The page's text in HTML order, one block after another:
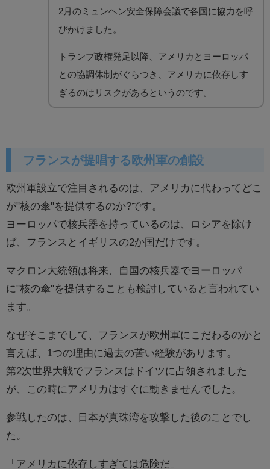
2月のミュンヘン安全保障会議で各国に協力を呼
びかけました。
トランプ政権発足以降、アメリカとヨーロッパ
との協調体制がぐらつき、アメリカに依存しす
ぎるのはリスクがあるというのです。
フランスが提唱する欧州軍の創設
欧州軍設立で注目されるのは、アメリカに代わってどこ
が"核の傘"を提供するのか?です。
ヨーロッパで核兵器を持っているのは、ロシアを除け
ば、フランスとイギリスの2か国だけです。
マクロン大統領は将来、自国の核兵器でヨーロッパ
に"核の傘"を提供することも検討していると言われてい
ます。
なぜそこまでして、フランスが欧州軍にこだわるのかと
言えば、1つの理由に過去の苦い経験があります。
第2次世界大戦でフランスはドイツに占領されました
が、この時にアメリカはすぐに動きませんでした。
参戦したのは、日本が真珠湾を攻撃した後のことでし
た。
「アメリカに依存しすぎては危険だ」